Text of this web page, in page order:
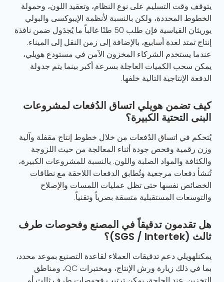
يتوقف وقت التسليم على نوع النظام، وتعقيد اللون، وحمولة
الخطوط المحددة، ولكن بالنسبة لأنظمة الإيبوكسى والبولي
يوريثان القياسية فإن طلب 50 طنًا غالباً ما يُجدَول ضمن نافذة
إنتاج تمتد لعدة أسابيع، بالإضافة إلى زمن النقل إلى الميناء.
عندما يستخدم الشركاء المخزون الآمن في مستودع هويلي،
يمكن سحب الكميات العاجلة بسرعة أكبر بينما يتم جدولة
الدفعة الإنتاجية التالية خلفها.
كيف تضمن هويلي اتساق الدُفعات لمشروعات
البنى التحتية الكبيرة؟
يُتحكم في اتساق الدُفعات من خلال خطوط إنتاج مقفلة وآلية
وزن رقمية وفحص جودة أثناء المعالجة من حيث اللزوجة
والكثافة والمواد الصلبة واللون. بالنسبة للمشروعات الكبيرة،
تُنشأ دفعات مرجعية وتُطابق الدفعات اللاحقة مع نطاقات
الخصائص نفسها حتى تظل عمليات اللمسات والإصلاح
والتوسعات المستقبلية متسقة بصرياً وتقنياً.
هل تقدمون تدقيقاً في المصنع وفحوصات طرف
ثالث (SGS / Intertek)؟
يمكنلهويلي دعم تدقيقات العملاء لقاعدة التصنيع بموعد محدد،
بما في ذلك زيارة ورش الإنتاج، ومختبرات QC، ومناطق